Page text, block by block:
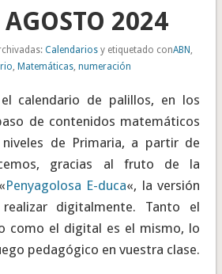
2024
Calendariosy etiquetado conABN ,
, Matemáticas, numeración
calendario de palillos, en los
de contenidos matemáticos
de Primaria, a partir de
gracias al fruto de la
Penyagolosa E-duca«, la versión
digitalmente. Tanto el
como el digital es el mismo, lo
pedagógico en vuestra clase.